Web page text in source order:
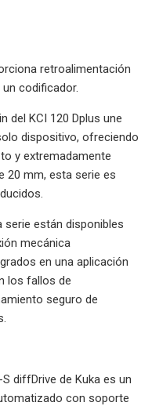
retroalimentación
codificador.
del KCI 120 Dplus une
dispositivo, ofreciendo
y extremadamente
20 mm, esta serie es
están disponibles
mecánica
en una aplicación
los fallos de
seguro de
diffDrive de Kuka es un
con soporte